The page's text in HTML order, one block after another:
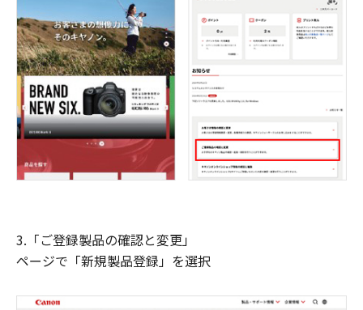
3.「ご登録製品の確認と変更」
ページで「新規製品登録」を選択